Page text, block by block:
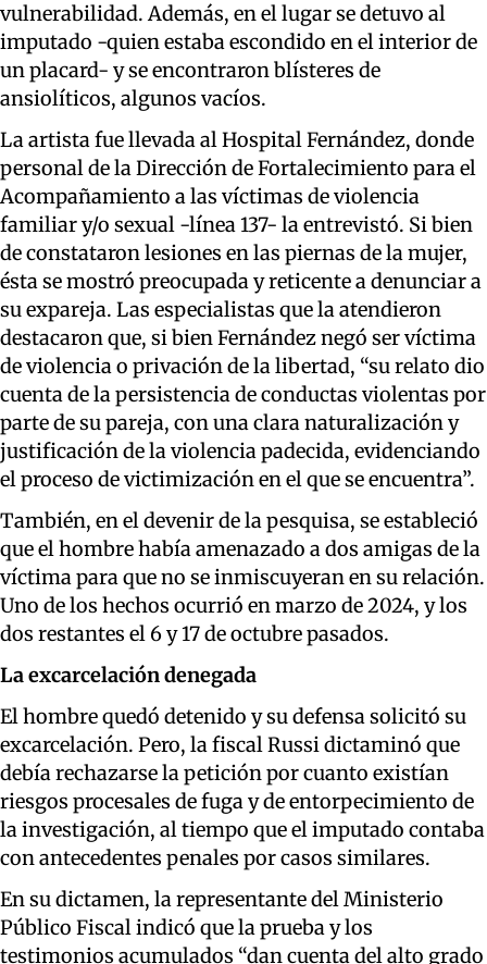
vulnerabilidad. Además, en el lugar se detuvo al
imputado -quien estaba escondido en el interior de
un placard- y se encontraron blísteres de
ansiolíticos, algunos vacíos.
La artista fue llevada al Hospital Fernández, donde
personal de la Dirección de Fortalecimiento para el
Acompañamiento a las víctimas de violencia
familiar y/o sexual -línea 137- la entrevistó. Si bien
de constataron lesiones en las piernas de la mujer,
ésta se mostró preocupada y reticente a denunciar a
su expareja. Las especialistas que la atendieron
destacaron que, si bien Fernández negó ser víctima
de violencia o privación de la libertad, “su relato dio
cuenta de la persistencia de conductas violentas por
parte de su pareja, con una clara naturalización y
justificación de la violencia padecida, evidenciando
el proceso de victimización en el que se encuentra”.
También, en el devenir de la pesquisa, se estableció
que el hombre había amenazado a dos amigas de la
víctima para que no se inmiscuyeran en su relación.
Uno de los hechos ocurrió en marzo de 2024, y los
dos restantes el 6 y 17 de octubre pasados.
La excarcelación denegada
El hombre quedó detenido y su defensa solicitó su
excarcelación. Pero, la fiscal Russi dictaminó que
debía rechazarse la petición por cuanto existían
riesgos procesales de fuga y de entorpecimiento de
la investigación, al tiempo que el imputado contaba
con antecedentes penales por casos similares.
En su dictamen, la representante del Ministerio
Público Fiscal indicó que la prueba y los
testimonios acumulados “dan cuenta del alto grado